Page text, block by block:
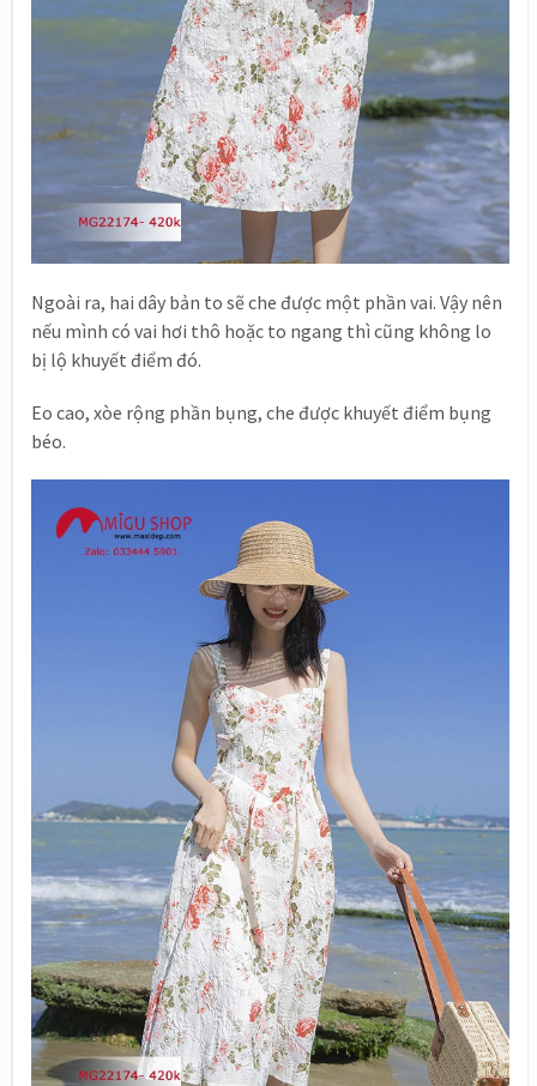
Ngoài ra, hai dây bản to sẽ che được một phần vai. Vậy nên
nếu mình có vai hơi thô hoặc to ngang thì cũng không lo
bị lộ khuyết điểm đó.
Eo cao, xòe rộng phần bụng, che được khuyết điểm bụng
béo.